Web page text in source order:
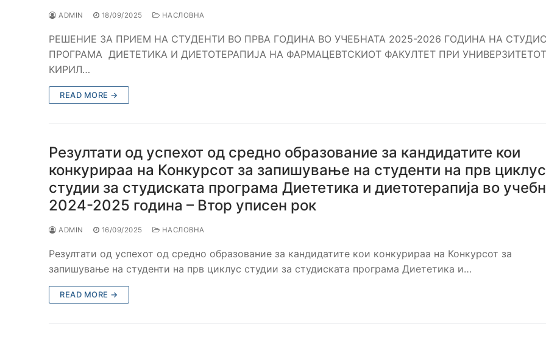
ADMIN 18/09/2025 НАСЛОВНА
РЕШЕНИЕ ЗА ПРИЕМ НА СТУДЕНТИ ВО ПРВА ГОДИНА ВО УЧЕБНАТА 2025-2026 ГОДИНА НА
ПРОГРАМА ДИЕТЕТИКА И ДИЕТОТЕРАПИЈА НА ФАРМАЦЕВТСКИОТ ФАКУЛТЕТ ПРИ УНИВЕРЗИТЕТОТ
КИРИЛ…
READ MORE →
Резултати од успехот од средно образование за кандидатите кои
конкурираа на Конкурсот за запишување на студенти на прв циклус
студии за студиската програма Диететика и диетотерапија во
2024-2025 година – Втор уписен рок
ADMIN 16/09/2025 НАСЛОВНА
Резултати од успехот од средно образование за кандидатите кои конкурираа на Конкурсот за
запишување на студенти на прв циклус студии за студиската програма Диететика и…
READ MORE →